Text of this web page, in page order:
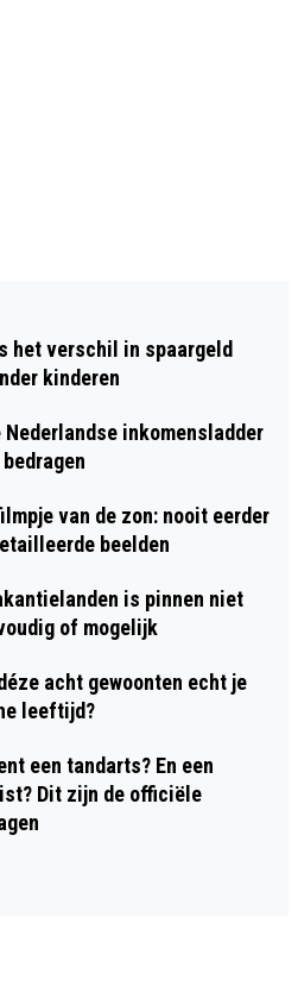
het verschil in spaargeld
kinderen
Nederlandse inkomensladder
van de zon: nooit eerder
beelden
is pinnen niet
of mogelijk
acht gewoonten echt je
leeftijd?
een tandarts? En een
Dit zijn de officiële